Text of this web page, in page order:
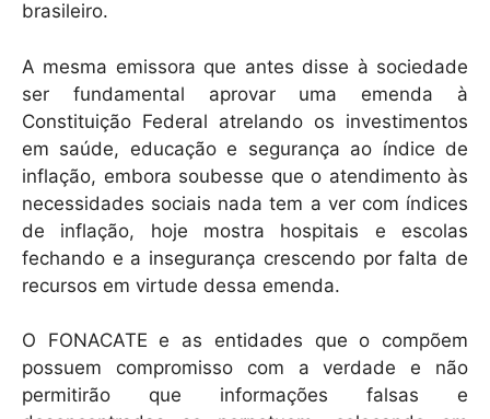
brasileiro.
A mesma emissora que antes disse à sociedade
ser fundamental aprovar uma emenda à
Constituição Federal atrelando os investimentos
em saúde, educação e segurança ao índice de
inflação, embora soubesse que o atendimento às
necessidades sociais nada tem a ver com índices
de inflação, hoje mostra hospitais e escolas
fechando e a insegurança crescendo por falta de
recursos em virtude dessa emenda.
O FONACATE e as entidades que o compõem
possuem compromisso com a verdade e não
permitirão que informações falsas e